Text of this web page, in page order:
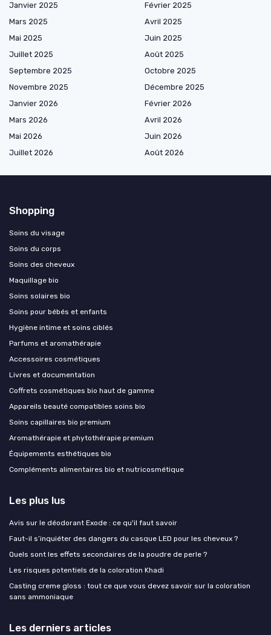
Janvier 2025
Février 2025
Mars 2025
Avril 2025
Mai 2025
Juin 2025
Juillet 2025
Août 2025
Septembre 2025
Octobre 2025
Novembre 2025
Décembre 2025
Janvier 2026
Février 2026
Mars 2026
Avril 2026
Mai 2026
Juin 2026
Juillet 2026
Août 2026
Shopping
Soins du visage
Soins du corps
Soins des cheveux
Maquillage bio
Soins solaires bio
Soins pour bébés et enfants
Hygiène intime et soins ciblés
Parfums et aromathérapie
Accessoires cosmétiques
Livres et documentation
Coffrets cosmétiques bio haut de gamme
Appareils beauté compatibles soins bio
Soins capillaires bio premium
Aromathérapie et phytothérapie premium
Équipements esthétiques bio
Compléments alimentaires bio et nutricosmétique
Les plus lus
Avis sur le déodorant Exode : ce qu'il faut savoir
Faut-il s’inquiéter des dangers du casque LED pour les cheveux ?
Quels sont les effets secondaires de la poudre de perle ?
Les risques potentiels de la coloration Khadi
Casting creme gloss : tout ce que vous devez savoir sur la coloration
sans ammoniaque
Les derniers articles